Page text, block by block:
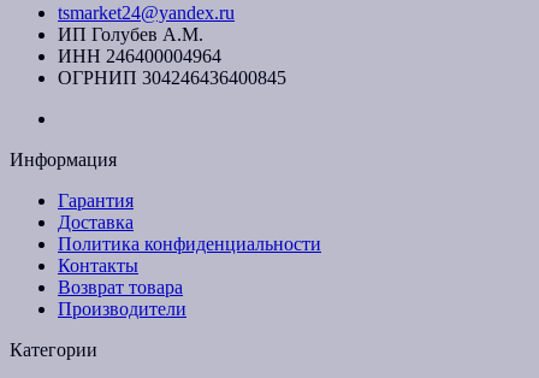
tsmarket24@yandex.ru
ИП Голубев А.М.
ИНН 246400004964
ОГРНИП 304246436400845
Информация
Гарантия
Доставка
Политика конфиденциальности
Контакты
Возврат товара
Производители
Категории